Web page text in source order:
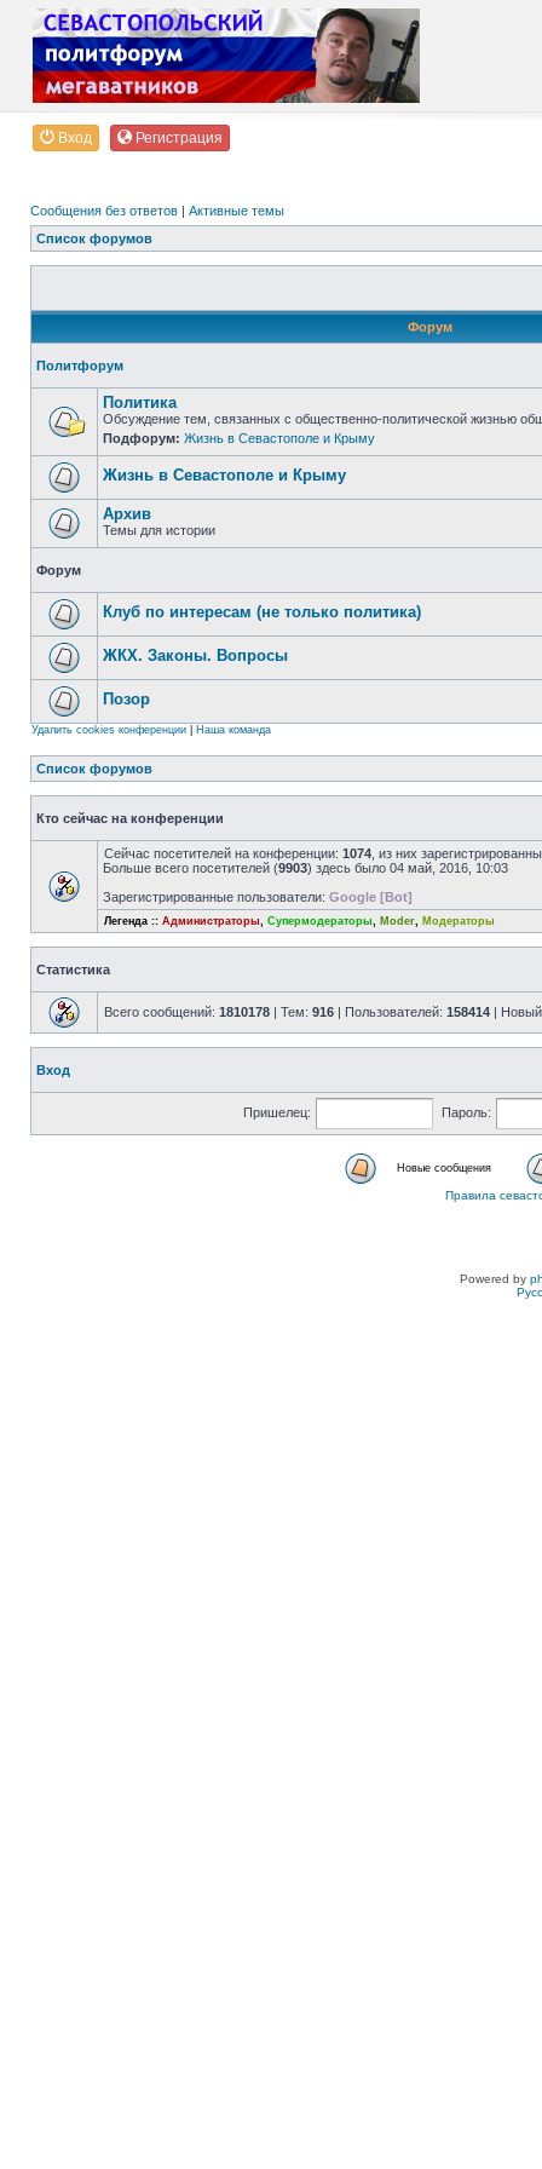
Вход Регистрация
Сообщения без ответов | Активные темы
Список форумов
Форум
Политфорум
Политика
Обсуждение тем, связанных с общественно-политической жизнью
Подфорум: Жизнь в Севастополе и Крыму
Жизнь в Севастополе и Крыму
Архив
Темы для истории
Форум
Клуб по интересам (не только политика)
ЖКХ. Законы. Вопросы
Позор
Удалить cookies конференции Наша команда
Список форумов
Кто сейчас на конференции
Сейчас посетителей на конференции: 1074 , из них
Больше всего посетителей (9903) здесь было 04 май, 2016, 10:03
Зарегистрированные пользователи: Google [Bot]
Легенда :: Администраторы, Супермодераторы, Moder, Модераторы
Статистика
Всего сообщений: 1810178 | Тем: 916 | Пользователей: 158414 |
Вход
Пришелец: Пароль:
Новые сообщения
Правила
Powered by